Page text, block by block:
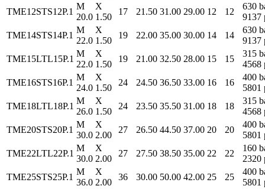
TME12STS12P.1
M
20.0
X
1.50
17 21.50 31.00 29.00 12 12
630
9137
TME14STS14P.1
M
22.0
X
1.50
19 22.00 35.00 30.00 14 14
630
9137
TME15LTL15P.1
M
22.0
X
1.50
19 21.00 32.50 28.00 15 15
315
4568
TME16STS16P.1
M
24.0
X
1.50
24 24.50 36.50 33.00 16 16
400
5801
TME18LTL18P.1
M
26.0
X
1.50
24 23.50 35.50 31.00 18 18
315
4568
TME20STS20P.1
M
30.0
X
2.00
27 26.50 44.50 37.00 20 20
400
5801
TME22LTL22P.1
M
30.0
X
2.00
27 27.50 38.50 35.00 22 22
160
2320
TME25STS25P.1
M
36.0
X
2.00
36 30.00 50.00 42.00 25 25
400
5801